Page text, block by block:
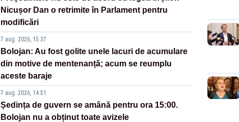
Nicușor Dan o retrimite în Parlament pentru
modificări
7 aug. 2026, 15:37
Bolojan: Au fost golite unele lacuri de acumulare
din motive de mentenanță; acum se reumplu
aceste baraje
7 aug. 2026, 14:51
Ședința de guvern se amână pentru ora 15:00.
Bolojan nu a obținut toate avizele